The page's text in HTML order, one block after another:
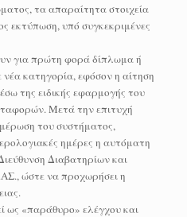
τα απαραίτητα στοιχεία
εκτύπωση, υπό συγκεκριμένες
για πρώτη φορά δίπλωμα ή
νέα κατηγορία, εφόσον η αίτηση
της ειδικής εφαρμογής του
Μετά την επιτυχή
του συστήματος,
ημέρες η αυτόματη
Διαβατηρίων και
ώστε να προχωρήσει η
ως «παράθυρο» ελέγχου και